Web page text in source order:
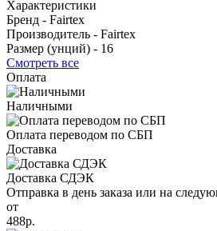
Характеристики
Бренд - Fairtex
Производитель - Fairtex
Размер (унций) - 16
Смотреть все
Оплата
Наличными
Оплата переводом по СБП
Доставка
Доставка СДЭК
Отправка в день заказа или на
от
488р.